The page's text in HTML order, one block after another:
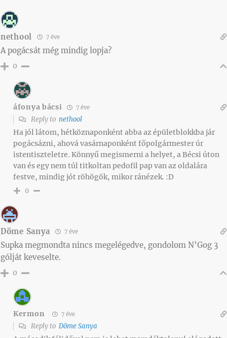
nethool 7 éve
A pogácsát még mindig lopja?
0
áfonya bácsi 7 éve
Reply to nethool
Ha jól látom, hétköznaponként abba az épületblokkba jár
pogácsázni, ahová vasárnaponként főpolgármester úr
istentiszteletre. Könnyű megismerni a helyet, a Bécsi úton
van és egy nem túl titkoltan pedofil pap van az oldalára
festve, mindig jót röhögök, mikor ránézek. :D
0
Döme Sanya 7 éve
Supka megmondta nincs megelégedve, gondolom N’Gog 3
gólját keveselte.
0
Kermon 7 éve
Reply to Döme Sanya